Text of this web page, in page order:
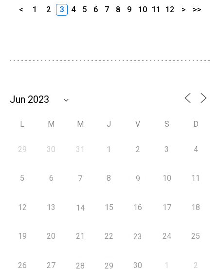
< 1 2 3 4 5 6 7 8 9 10 11 12 > >>
L M M J V S D
29 30 31 1 2 3 4
5 6 7 8 9 10 11
12 13 14 15 16 17 18
19 20 21 22 23 24 25
26 27 28 29 30 1 2